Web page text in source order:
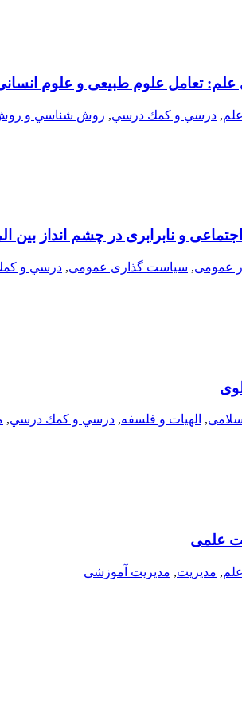
تعامل علوم طبیعی و علوم
, درسي و كمك درسي, روش شناسي و
و نابرابری در چشم انداز بین
عمومی, سیاست گذاری عمومی, درسي و
, الهیات و فلسفه, درسي و كمك درسي,
علمی
, مديريت, مدیریت آموزشی